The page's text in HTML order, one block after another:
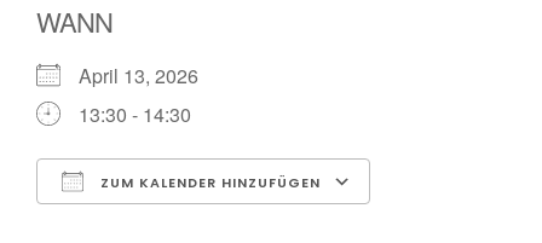
WANN
April 13, 2026
13:30 - 14:30
ZUM KALENDER HINZUFÜGEN